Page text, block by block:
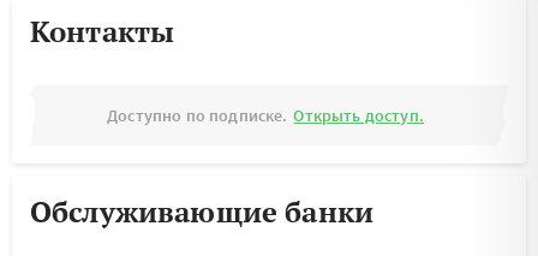
Контакты
Доступно по подписке. Открыть доступ.
Обслуживающие банки